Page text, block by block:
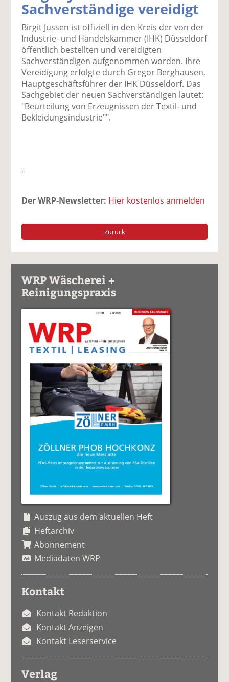
k
el
a
uf
F
ac
e
b
o
o
k
t
wi
tt
er
n
k
a
uf
n
k
e
di
n
k
el
p
er
E
m
ai
l
v
er
k
D
ru
e
n
Sachverständige vereidigt
Birgit Jussen ist offiziell in den Kreis der von der
Industrie- und Handelskammer (IHK) Düsseldorf
öffentlich bestellten und vereidigten
Sachverständigen aufgenommen worden. Ihre
Vereidigung erfolgte durch Gregor Berghausen,
Hauptgeschäftsführer der IHK Düsseldorf. Das
Sachgebiet der neuen Sachverständigen lautet:
"Beurteilung von Erzeugnissen der Textil- und
Bekleidungsindustrie"".
"
Der WRP-Newsletter: Hier kostenlos anmelden
Zurück
WRP Wäscherei +
Reinigungspraxis
Auszug aus dem aktuellen Heft
Heftarchiv
Abonnement
Mediadaten WRP
Kontakt
Kontakt Redaktion
Kontakt Anzeigen
Kontakt Leserservice
Verlag